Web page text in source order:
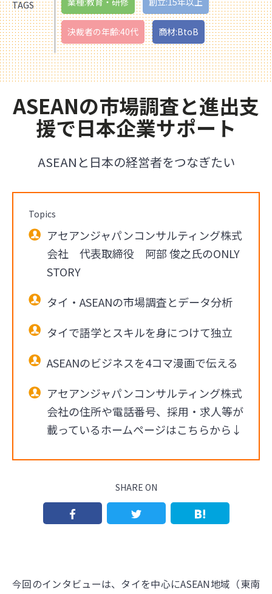
TAGS
決裁者の年齢:40代 商材:BtoB
ASEANの市場調査と進出支
援で日本企業サポート
ASEANと日本の経営者をつなぎたい
Topics
アセアンジャパンコンサルティング株式
会社 代表取締役 阿部 俊之氏のONLY
STORY
タイ・ASEANの市場調査とデータ分析
タイで語学とスキルを身につけて独立
ASEANのビジネスを4コマ漫画で伝える
アセアンジャパンコンサルティング株式
会社の住所や電話番号、採用・求人等が
載っているホームページはこちらから↓
SHARE ON
今回のインタビューは、タイを中心にASEAN地域（東南